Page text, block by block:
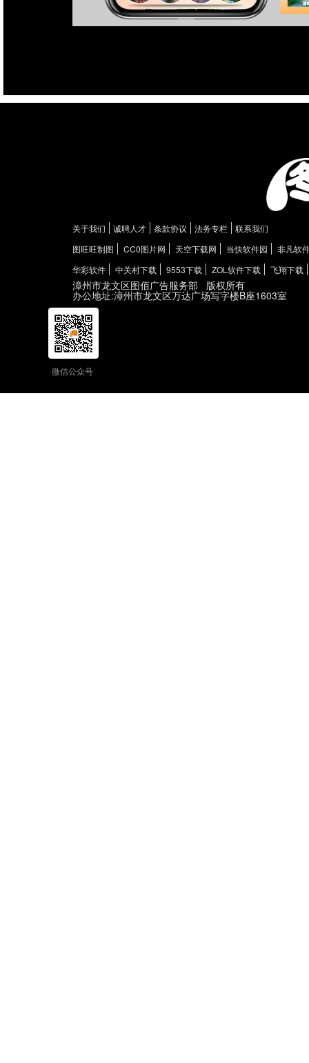
关于我们 诚聘人才 条款协议 法务专栏
联系我们
图旺旺制图
CC0图片网 天空下载网 当快软件园
非凡软
华彩软件
中关村下载 9553下载 ZOL软件下载 飞翔下载
漳州市龙文区图佰广告服务部 版权所有
办公地址:漳州市龙文区万达广场写字楼B座1603室
微信公众号